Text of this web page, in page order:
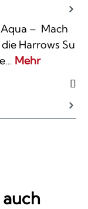
– Mach
Harrows Su
Mehr